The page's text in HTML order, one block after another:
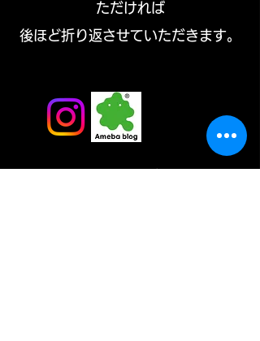
ただければ
​後ほど折り返させていただきます。